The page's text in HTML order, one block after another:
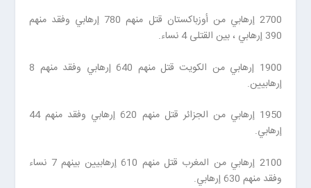
2700 إرهابي من أوزباكستان قتل منهم 780 إرهابي وفقد منهم
390 إرهابي ، بين القتلى 4 نساء.
1900 إرهابي من الكويت قتل منهم 640 إرهابي وفقد منهم 8
إرهابيين.
1950 إرهابي من الجزائر قتل منهم 620 إرهابي وفقد منهم 44
إرهابي.
2100 إرهابي من المغرب قتل منهم 610 إرهابيين بينهم 7 نساء
وفقد منهم 630 إرهابي.